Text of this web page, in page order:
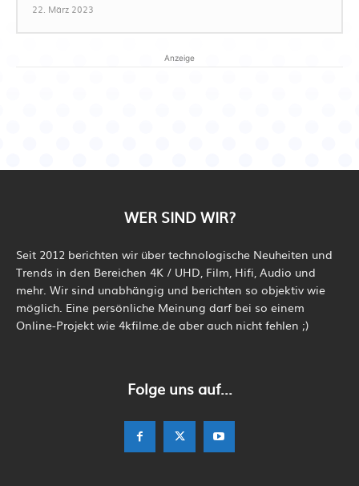
22. März 2023
Anzeige
WER SIND WIR?
Seit 2012 berichten wir über technologische Neuheiten und
Trends in den Bereichen 4K / UHD, Film, Hifi, Audio und
mehr. Wir sind unabhängig und berichten so objektiv wie
möglich. Eine persönliche Meinung darf bei so einem
Online-Projekt wie 4kfilme.de aber auch nicht fehlen ;)
Folge uns auf...